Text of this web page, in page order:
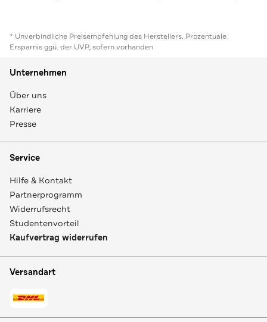
* Unverbindliche Preisempfehlung des Herstellers. Prozentuale
Ersparnis ggü. der UVP, sofern vorhanden
Unternehmen
Über uns
Karriere
Presse
Service
Hilfe & Kontakt
Partnerprogramm
Widerrufsrecht
Studentenvorteil
Kaufvertrag widerrufen
Versandart